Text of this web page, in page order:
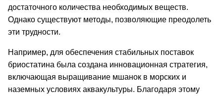
достаточного количества необходимых веществ.
Однако существуют методы, позволяющие преодолеть
эти трудности.
Например, для обеспечения стабильных поставок
бриостатина была создана инновационная стратегия,
включающая выращивание мшанок в морских и
наземных условиях аквакультуры. Благодаря этому